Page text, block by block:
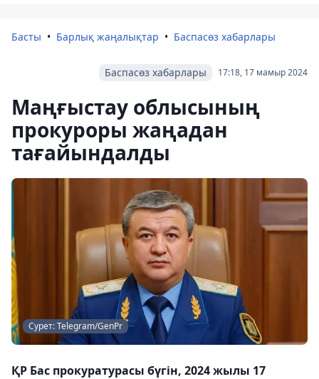
Басты Барлық жаңалықтар Баспасөз хабарлары
17:18, 17 мамыр 2024
Баспасөз хабарлары
Маңғыстау облысының
прокуроры жаңадан
тағайындалды
Сурет: Telegram/GenPr
ҚР Бас прокуратурасы бүгін, 2024 жылы 17